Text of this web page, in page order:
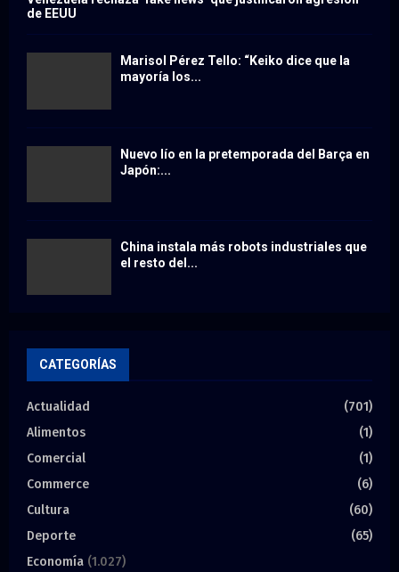
de EEUU
Marisol Pérez Tello: “Keiko dice que la
mayoría los...
Nuevo lío en la pretemporada del Barça en
Japón:...
China instala más robots industriales que
el resto del...
CATEGORÍAS
Actualidad
(701)
Alimentos
(1)
Comercial
(1)
Commerce
(6)
Cultura
(60)
Deporte
(65)
Economía (1.027)